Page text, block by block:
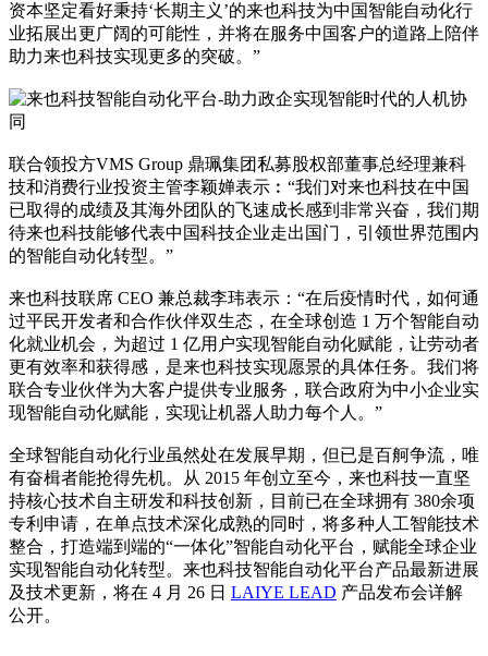
资本坚定看好秉持‘长期主义’的来也科技为中国智能自动化行
业拓展出更广阔的可能性，并将在服务中国客户的道路上陪伴
助力来也科技实现更多的突破。”
联合领投方VMS Group 鼎珮集团私募股权部董事总经理兼科
技和消费行业投资主管李颖婵表示︰“我们对来也科技在中国
已取得的成绩及其海外团队的飞速成长感到非常兴奋，我们期
待来也科技能够代表中国科技企业走出国门，引领世界范围内
的智能自动化转型。”
来也科技联席 CEO 兼总裁李玮表示：“在后疫情时代，如何通
过平民开发者和合作伙伴双生态，在全球创造 1 万个智能自动
化就业机会，为超过 1 亿用户实现智能自动化赋能，让劳动者
更有效率和获得感，是来也科技实现愿景的具体任务。我们将
联合专业伙伴为大客户提供专业服务，联合政府为中小企业实
现智能自动化赋能，实现让机器人助力每个人。”
全球智能自动化行业虽然处在发展早期，但已是百舸争流，唯
有奋楫者能抢得先机。从 2015 年创立至今，来也科技一直坚
持核心技术自主研发和科技创新，目前已在全球拥有 380余项
专利申请，在单点技术深化成熟的同时，将多种人工智能技术
整合，打造端到端的“一体化”智能自动化平台，赋能全球企业
实现智能自动化转型。来也科技智能自动化平台产品最新进展
及技术更新，将在 4 月 26 日 LAIYE LEAD 产品发布会详解
公开。